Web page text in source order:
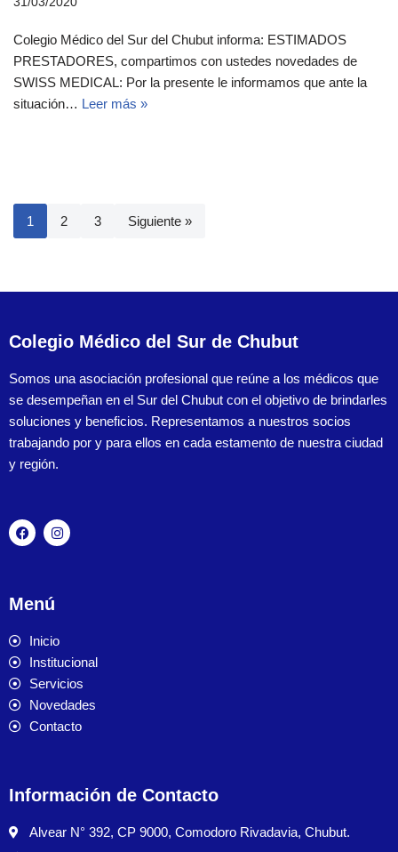
Colegio Médico del Sur del Chubut informa: ESTIMADOS
PRESTADORES, compartimos con ustedes novedades de
SWISS MEDICAL: Por la presente le informamos que ante la
situación… Leer más »
1 2 3 Siguiente »
Colegio Médico del Sur de Chubut
Somos una asociación profesional que reúne a los médicos que
se desempeñan en el Sur del Chubut con el objetivo de brindarles
soluciones y beneficios. Representamos a nuestros socios
trabajando por y para ellos en cada estamento de nuestra ciudad
y región.
Menú
Inicio
Institucional
Servicios
Novedades
Contacto
Información de Contacto
Alvear N° 392, CP 9000, Comodoro Rivadavia, Chubut.